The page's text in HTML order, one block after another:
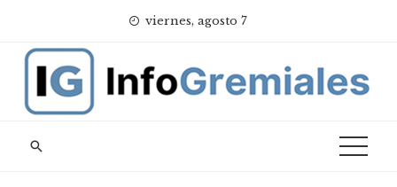
content
viernes, agosto 7